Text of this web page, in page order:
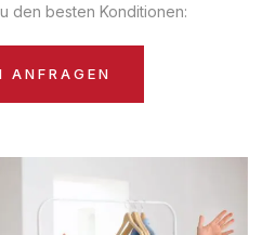
den besten Konditionen:
ANFRAGEN